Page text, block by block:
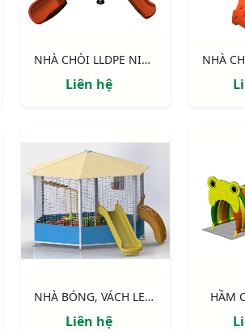
NHÀ CHÒI LLDPE NIK113040R
Liên hệ
NHÀ BÓNG, VÁCH LEO, CẦU TRƯỢT NIK7905
Liên hệ
HẦM